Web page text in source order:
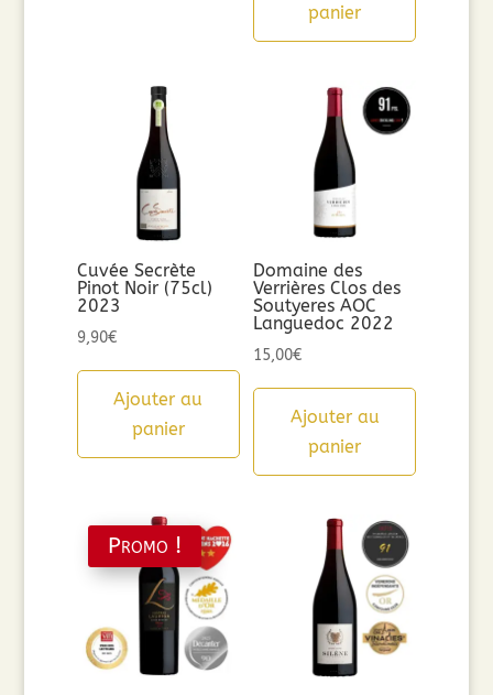
panier
Cuvée Secrète
Pinot Noir (75cl)
2023
9,90€
Ajouter au
panier
Domaine des
Verrières Clos des
Soutyeres AOC
Languedoc 2022
15,00€
Ajouter au
panier
Promo !